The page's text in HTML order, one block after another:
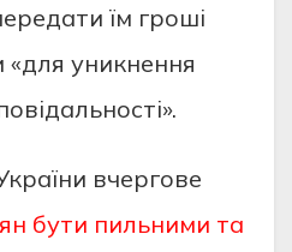
їм гроші
«для уникнення
вчергове
бути пильними та